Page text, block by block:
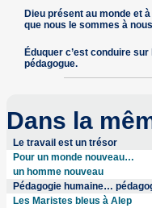
Dieu présent au monde et
que nous le sommes à
Éduquer c’est conduire sur
pédagogue.
Dans la
Le travail est un trésor
Pour un monde nouveau…
un homme nouveau
Pédagogie humaine…
Les Maristes bleus à Alep